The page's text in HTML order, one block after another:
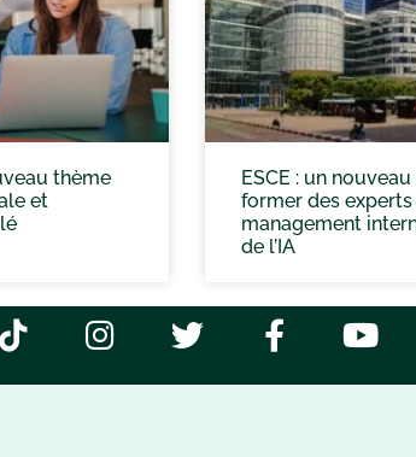
thème
et
ESCE : un
former des experts
management
de l’IA